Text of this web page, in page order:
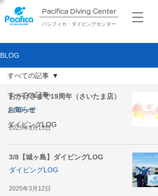
Pacifica Diving Center​
パシフィカ・ダイビングセンター
BLOG
すべての記事
お知らせ
ダイビングLOG
すべての記事
おかげさまで19周年（さいたま店）
お知らせ
2025年3月15日
3/8【城ヶ島】ダイビングLOG
ダイビングLOG
2025年3月12日